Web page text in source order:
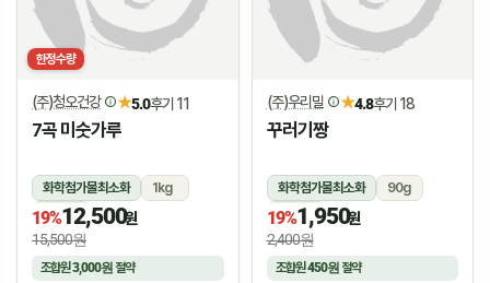
한정수량
(주)청오건강 ★5.0후기 11
7곡 미숫가루
화학첨가물최소화
1kg
상온
19%12,500원
15,500원
조합원3,000원 절약
(주)우리밀 ★4.8후기 18
꾸러기짱
화학첨가물최소화
90g
상온
19%1,950원
2,400원
조합원450원절약